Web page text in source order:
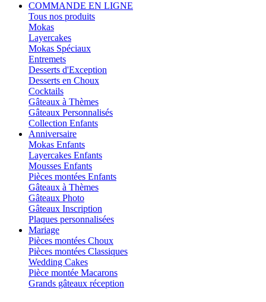
COMMANDE EN LIGNE
Tous nos produits
Mokas
Layercakes
Mokas Spéciaux
Entremets
Desserts d'Exception
Desserts en Choux
Cocktails
Gâteaux à Thèmes
Gâteaux Personnalisés
Collection Enfants
Anniversaire
Mokas Enfants
Layercakes Enfants
Mousses Enfants
Pièces montées Enfants
Gâteaux à Thèmes
Gâteaux Photo
Gâteaux Inscription
Plaques personnalisées
Mariage
Pièces montées Choux
Pièces montées Classiques
Wedding Cakes
Pièce montée Macarons
Grands gâteaux réception